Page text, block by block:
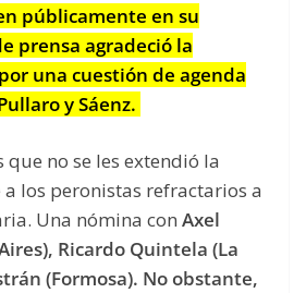
públicamente en su
prensa agradeció la
una cuestión de agenda
y Sáenz.
que no se les extendió la
los peronistas refractarios a
Una nómina con Axel
Ricardo Quintela (La
(Formosa). No obstante,